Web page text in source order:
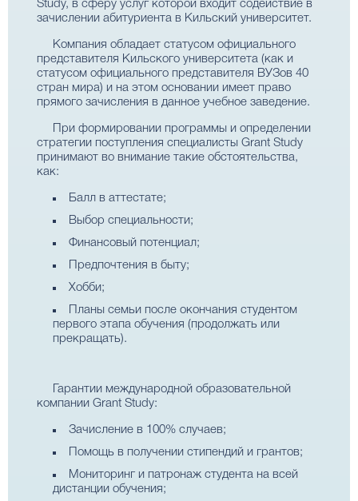
Study, в сферу услуг которой входит содействие в
зачислении абитуриента в Кильский университет.
Компания обладает статусом официального
представителя Кильского университета (как и
статусом официального представителя ВУЗов 40
стран мира) и на этом основании имеет право
прямого зачисления в данное учебное заведение.
При формировании программы и определении
стратегии поступления специалисты Grant Study
принимают во внимание такие обстоятельства,
как:
Балл в аттестате;
Выбор специальности;
Финансовый потенциал;
Предпочтения в быту;
Хобби;
Планы семьи после окончания студентом
первого этапа обучения (продолжать или
прекращать).
Гарантии международной образовательной
компании Grant Study:
Зачисление в 100% случаев;
Помощь в получении стипендий и грантов;
Мониторинг и патронаж студента на всей
дистанции обучения;